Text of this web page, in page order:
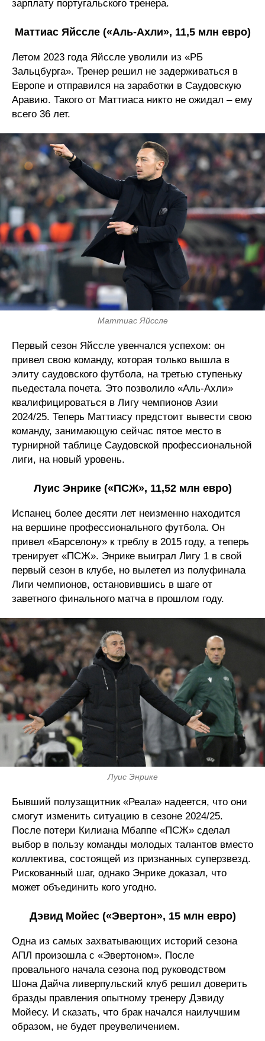
зарплату португальского тренера.
Маттиас Яйссле («Аль-Ахли», 11,5 млн евро)
Летом 2023 года Яйссле уволили из «РБ
Зальцбурга». Тренер решил не задерживаться в
Европе и отправился на заработки в Саудовскую
Аравию. Такого от Маттиаса никто не ожидал – ему
всего 36 лет.
Маттиас Яйссле
Первый сезон Яйссле увенчался успехом: он
привел свою команду, которая только вышла в
элиту саудовского футбола, на третью ступеньку
пьедестала почета. Это позволило «Аль-Ахли»
квалифицироваться в Лигу чемпионов Азии
2024/25. Теперь Маттиасу предстоит вывести свою
команду, занимающую сейчас пятое место в
турнирной таблице Саудовской профессиональной
лиги, на новый уровень.
Луис Энрике («ПСЖ», 11,52 млн евро)
Испанец более десяти лет неизменно находится
на вершине профессионального футбола. Он
привел «Барселону» к треблу в 2015 году, а теперь
тренирует «ПСЖ». Энрике выиграл Лигу 1 в свой
первый сезон в клубе, но вылетел из полуфинала
Лиги чемпионов, остановившись в шаге от
заветного финального матча в прошлом году.
Луис Энрике
Бывший полузащитник «Реала» надеется, что они
смогут изменить ситуацию в сезоне 2024/25.
После потери Килиана Мбаппе «ПСЖ» сделал
выбор в пользу команды молодых талантов вместо
коллектива, состоящей из признанных суперзвезд.
Рискованный шаг, однако Энрике доказал, что
может объединить кого угодно.
Дэвид Мойес («Эвертон», 15 млн евро)
Одна из самых захватывающих историй сезона
АПЛ произошла с «Эвертоном». После
провального начала сезона под руководством
Шона Дайча ливерпульский клуб решил доверить
бразды правления опытному тренеру Дэвиду
Мойесу. И сказать, что брак начался наилучшим
образом, не будет преувеличением.